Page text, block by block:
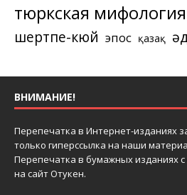
тюркская мифология
шертпе-кюй эпос қазақ
ВНИМАНИЕ!
Перепечатка в Интернет-изданиях
только гиперссылка на наши
Перепечатка в бумажных изданиях с
на сайт Отукен.